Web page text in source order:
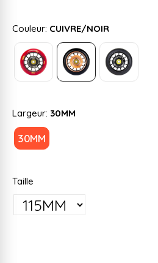
Couleur: CUIVRE/NOIR
Largeur: 30MM
30MM
Taille